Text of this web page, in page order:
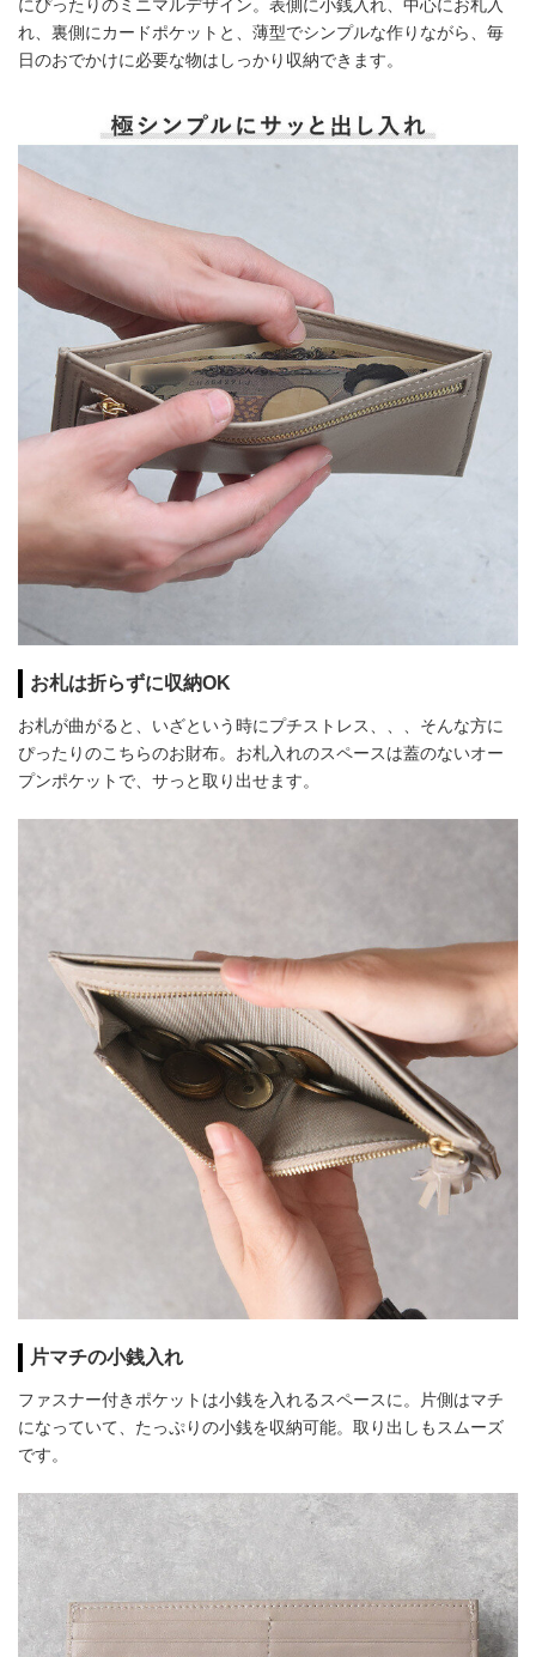
にぴったりのミニマルデザイン。表側に小銭入れ、中心にお札入
れ、裏側にカードポケットと、薄型でシンプルな作りながら、毎
日のおでかけに必要な物はしっかり収納できます。
お札は折らずに収納OK
お札が曲がると、いざという時にプチストレス、、、そんな方に
ぴったりのこちらのお財布。お札入れのスペースは蓋のないオー
プンポケットで、サっと取り出せます。
片マチの小銭入れ
ファスナー付きポケットは小銭を入れるスペースに。片側はマチ
になっていて、たっぷりの小銭を収納可能。取り出しもスムーズ
です。